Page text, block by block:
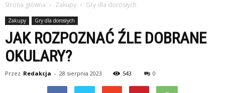
Strona główna Zakupy Gry dla dorosłych
Zakupy Gry dla dorosłych
JAK ROZPOZNAĆ ŹLE DOBRANE
OKULARY?
Przez Redakcja - 28 sierpnia 2023 543 0